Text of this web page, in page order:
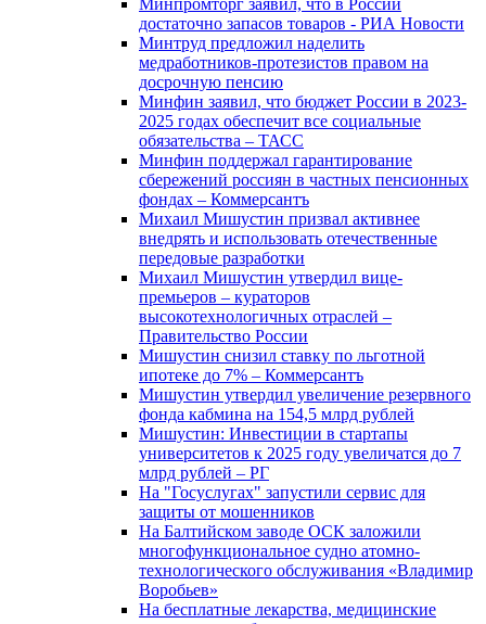
Минпромторг заявил, что в России
достаточно запасов товаров - РИА Новости
Минтруд предложил наделить
медработников-протезистов правом на
досрочную пенсию
Минфин заявил, что бюджет России в 2023-
2025 годах обеспечит все социальные
обязательства – ТАСС
Минфин поддержал гарантирование
сбережений россиян в частных пенсионных
фондах – Коммерсантъ
Михаил Мишустин призвал активнее
внедрять и использовать отечественные
передовые разработки
Михаил Мишустин утвердил вице-
премьеров – кураторов
высокотехнологичных отраслей –
Правительство России
Мишустин снизил ставку по льготной
ипотеке до 7% – Коммерсантъ
Мишустин утвердил увеличение резервного
фонда кабмина на 154,5 млрд рублей
Мишустин: Инвестиции в стартапы
университетов к 2025 году увеличатся до 7
млрд рублей – РГ
На "Госуслугах" запустили сервис для
защиты от мошенников
На Балтийском заводе ОСК заложили
многофункциональное судно атомно-
технологического обслуживания «Владимир
Воробьев»
На бесплатные лекарства, медицинские